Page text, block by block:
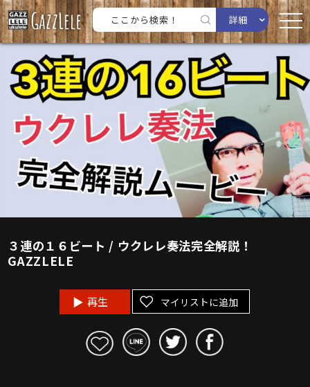
詳細
３連の１６ビート / ウクレレ奏法完全解説！
GAZZLELE
再生 マイリストに追加